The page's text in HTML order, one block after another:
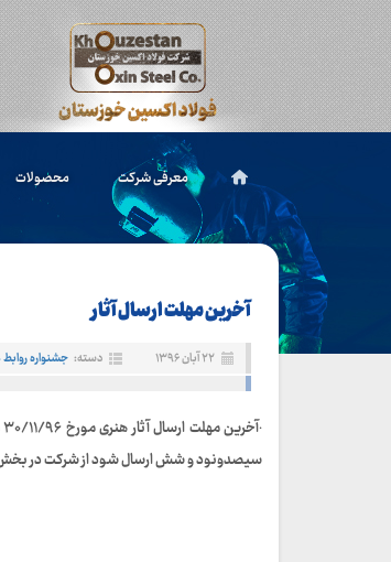
معرفی شرکت محصولات
آخرین مهلت ارسال آثار
۲۲ آبان ۱۳۹۶ دسته: جشنواره
سیصدونود و شش ارسال شود از شرکت در